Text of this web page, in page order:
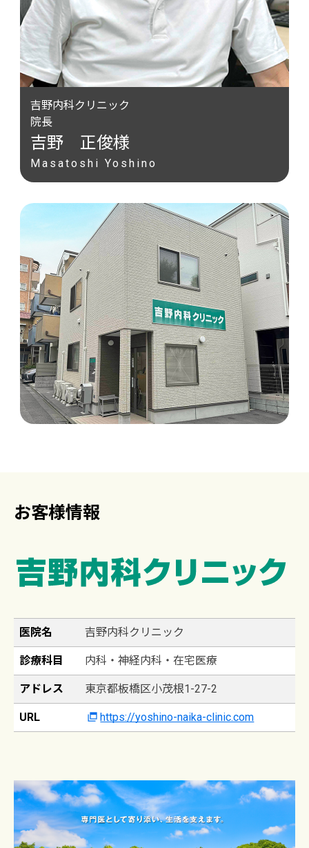
吉野内科クリニック
院長
吉野 正俊様
Masatoshi Yoshino
お客様情報
医院名 吉野内科クリニック
診療科目 内科・神経内科・在宅医療
アドレス 東京都板橋区小茂根1-27-2
URL https://yoshino-naika-clinic.com